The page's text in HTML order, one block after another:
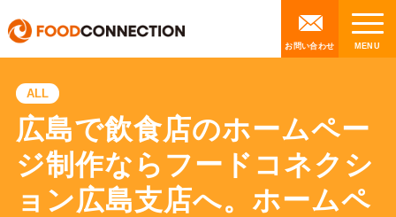
お問い合わせ
ALL
広島で飲食店のホームペー
ジ制作ならフードコネクシ
ョン広島支店へ。ホームペ